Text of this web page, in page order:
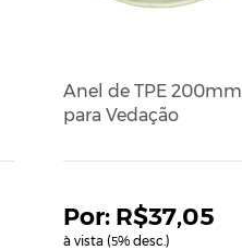
Anel de TPE 200mm
para Vedação
R$37,05
à vista (5% desc.)